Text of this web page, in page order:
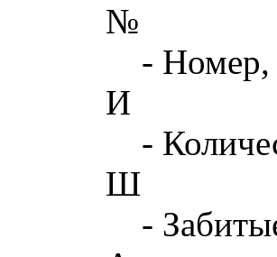
№
- Номер,
И
-
Ш
-